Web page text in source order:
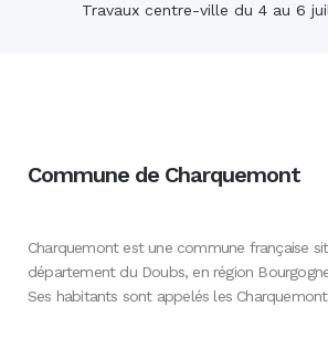
Travaux centre-ville du 4 au 6
Commune de Charquemont
Charquemont est une commune française
département du Doubs, en région
Ses habitants sont appelés les